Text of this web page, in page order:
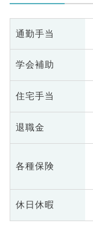
通勤手当
学会補助
住宅手当
退職金
各種保険
休日休暇